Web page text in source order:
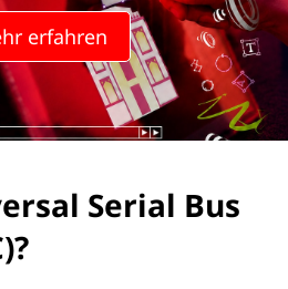
erfahren
Serial Bus